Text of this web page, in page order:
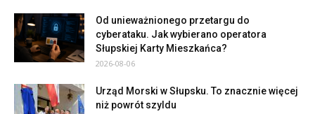
Od unieważnionego przetargu do
cyberataku. Jak wybierano operatora
Słupskiej Karty Mieszkańca?
2026-08-06
Urząd Morski w Słupsku. To znacznie więcej
niż powrót szyldu